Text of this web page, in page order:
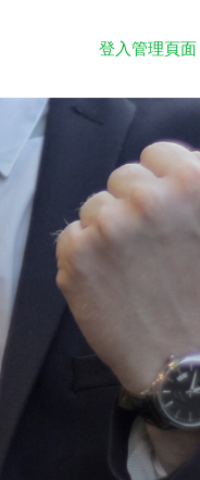
登入管理頁面